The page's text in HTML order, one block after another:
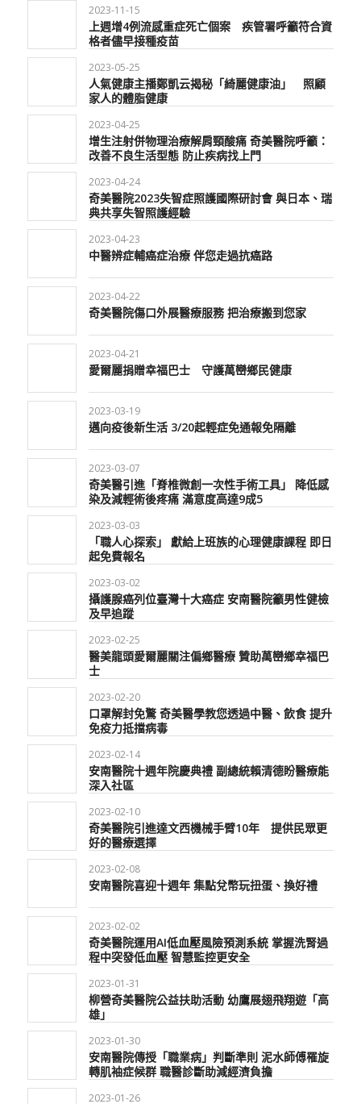
2023-11-15
上週增4例流感重症死亡個案 疾管署呼籲符合資
格者儘早接種疫苗
2023-05-25
人氣健康主播鄭凱云揭秘「綺麗健康油」 照顧
家人的體脂健康
2023-04-25
增生注射併物理治療解肩頸酸痛 奇美醫院呼籲：
改善不良生活型態 防止疾病找上門
2023-04-24
奇美醫院2023失智症照護國際研討會 與日本、瑞
典共享失智照護經驗
2023-04-23
中醫辨症輔癌症治療 伴您走過抗癌路
2023-04-22
奇美醫院傷口外展醫療服務 把治療搬到您家
2023-04-21
愛爾麗捐贈幸福巴士 守護萬巒鄉民健康
2023-03-19
邁向疫後新生活 3/20起輕症免通報免隔離
2023-03-07
奇美醫引進「脊椎微創一次性手術工具」 降低感
染及減輕術後疼痛 滿意度高達9成5
2023-03-03
「職人心探索」 獻給上班族的心理健康課程 即日
起免費報名
2023-03-02
攝護腺癌列位臺灣十大癌症 安南醫院籲男性健檢
及早追蹤
2023-02-25
醫美龍頭愛爾麗關注偏鄉醫療 贊助萬巒鄉幸福巴
士
2023-02-20
口罩解封免驚 奇美醫學教您透過中醫、飲食 提升
免疫力抵擋病毒
2023-02-14
安南醫院十週年院慶典禮 副總統賴清德盼醫療能
深入社區
2023-02-10
奇美醫院引進達文西機械手臂10年 提供民眾更
好的醫療選擇
2023-02-08
安南醫院喜迎十週年 集點兌幣玩扭蛋、換好禮
2023-02-02
奇美醫院運用AI低血壓風險預測系統 掌握洗腎過
程中突發低血壓 智慧監控更安全
2023-01-31
柳營奇美醫院公益扶助活動 幼鷹展翅飛翔遊「高
雄」
2023-01-30
安南醫院傳授「職業病」判斷準則 泥水師傅罹旋
轉肌袖症候群 職醫診斷助減經濟負擔
2023-01-26